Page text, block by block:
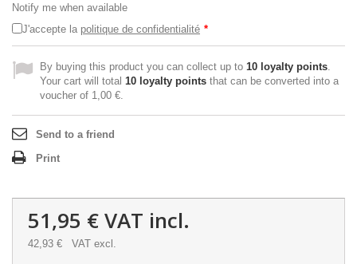
Notify me when available
J'accepte la politique de confidentialité *
By buying this product you can collect up to 10 loyalty points.
Your cart will total 10 loyalty points that can be converted into a
voucher of 1,00 €.
Send to a friend
Print
51,95 €VAT incl.
42,93 € VAT excl.